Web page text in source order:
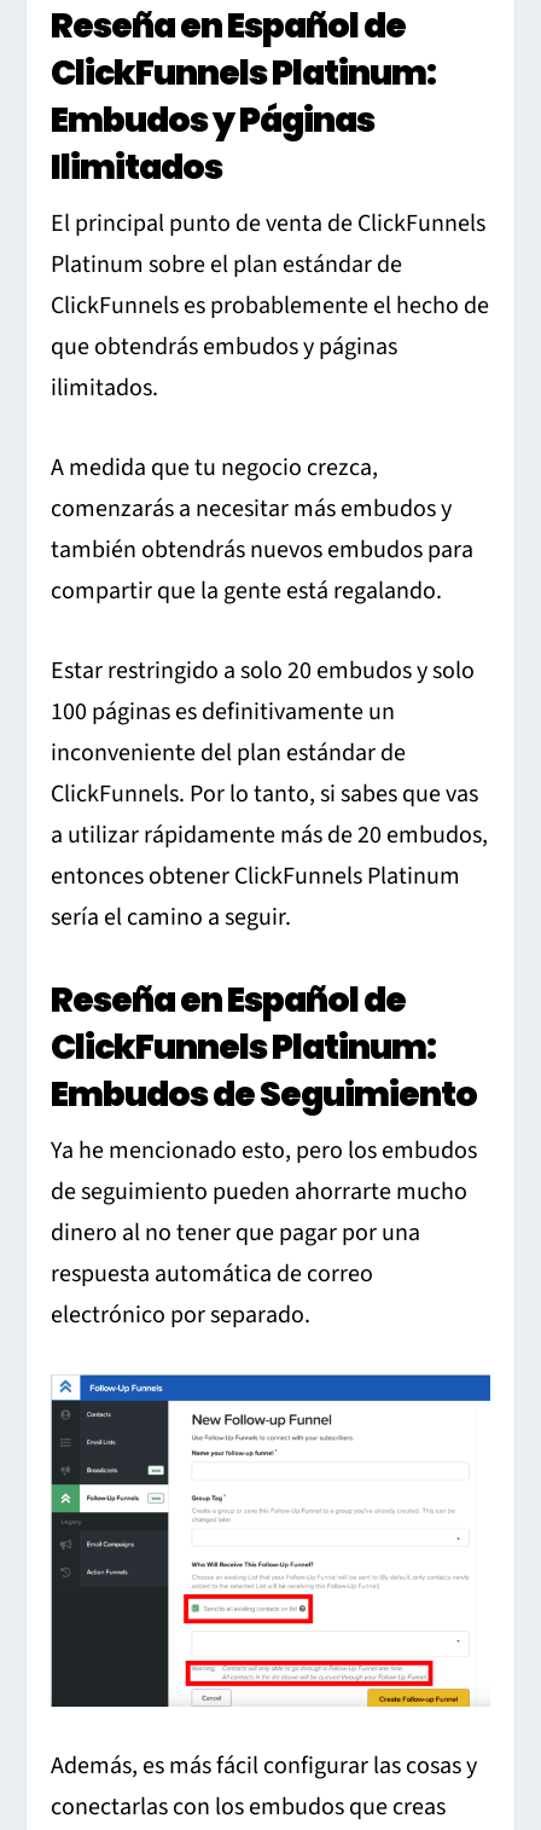
Reseña en Español de
ClickFunnels Platinum:
Embudos y Páginas
Ilimitados
El principal punto de venta de ClickFunnels
Platinum sobre el plan estándar de
ClickFunnels es probablemente el hecho de
que obtendrás embudos y páginas
ilimitados.
A medida que tu negocio crezca,
comenzarás a necesitar más embudos y
también obtendrás nuevos embudos para
compartir que la gente está regalando.
Estar restringido a solo 20 embudos y solo
100 páginas es definitivamente un
inconveniente del plan estándar de
ClickFunnels. Por lo tanto, si sabes que vas
a utilizar rápidamente más de 20 embudos,
entonces obtener ClickFunnels Platinum
sería el camino a seguir.
Reseña en Español de
ClickFunnels Platinum:
Embudos de Seguimiento
Ya he mencionado esto, pero los embudos
de seguimiento pueden ahorrarte mucho
dinero al no tener que pagar por una
respuesta automática de correo
electrónico por separado.
Además, es más fácil configurar las cosas y
conectarlas con los embudos que creas